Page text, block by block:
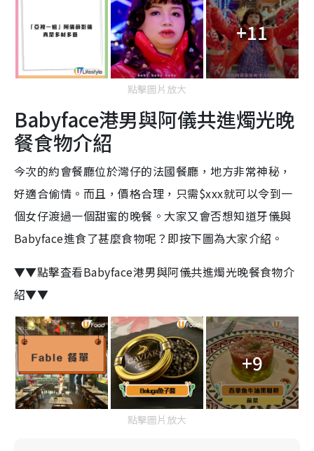
+11
點擊圖片放大
Babyface港男與阿儀共進燭光晚
餐食物介紹
今次的約會餐廳位於灣仔的法國餐廳，地方非常神秘，
好適合偷情。而且，價格合理，只需$xxx就可以令到一
個女仔渡過一個甜蜜的晚餐。大家又會否想知道牙儀與
Babyface進食了甚麼食物呢？即按下圖為大家介紹。
▼▼點擊査看Babyface港男與阿儀共進燭光晚餐食物介
紹▼▼
+9
點擊圖片放大